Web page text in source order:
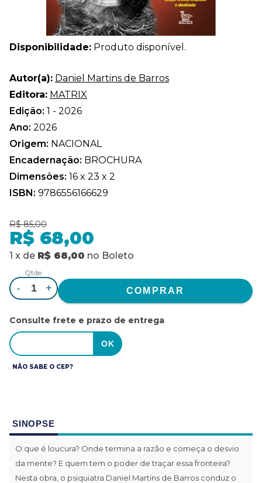
Disponibilidade: Produto disponível.
Autor(a): Daniel Martins de Barros
Editora: MATRIX
Edição: 1 - 2026
Ano: 2026
Origem: NACIONAL
Encadernação: BROCHURA
Dimensões: 16 x 23 x 2
ISBN: 9786556166629
R$ 85,00
R$ 68,00
1 x de R$ 68,00 no Boleto
Qtde.
- +
Consulte frete e prazo de entrega
NÃO SABE O CEP?
SINOPSE
O que é loucura? Onde termina a razão e começa o desvio
da mente? E quem tem o poder de traçar essa fronteira?
Nesta obra, o psiquiatra Daniel Martins de Barros conduz o